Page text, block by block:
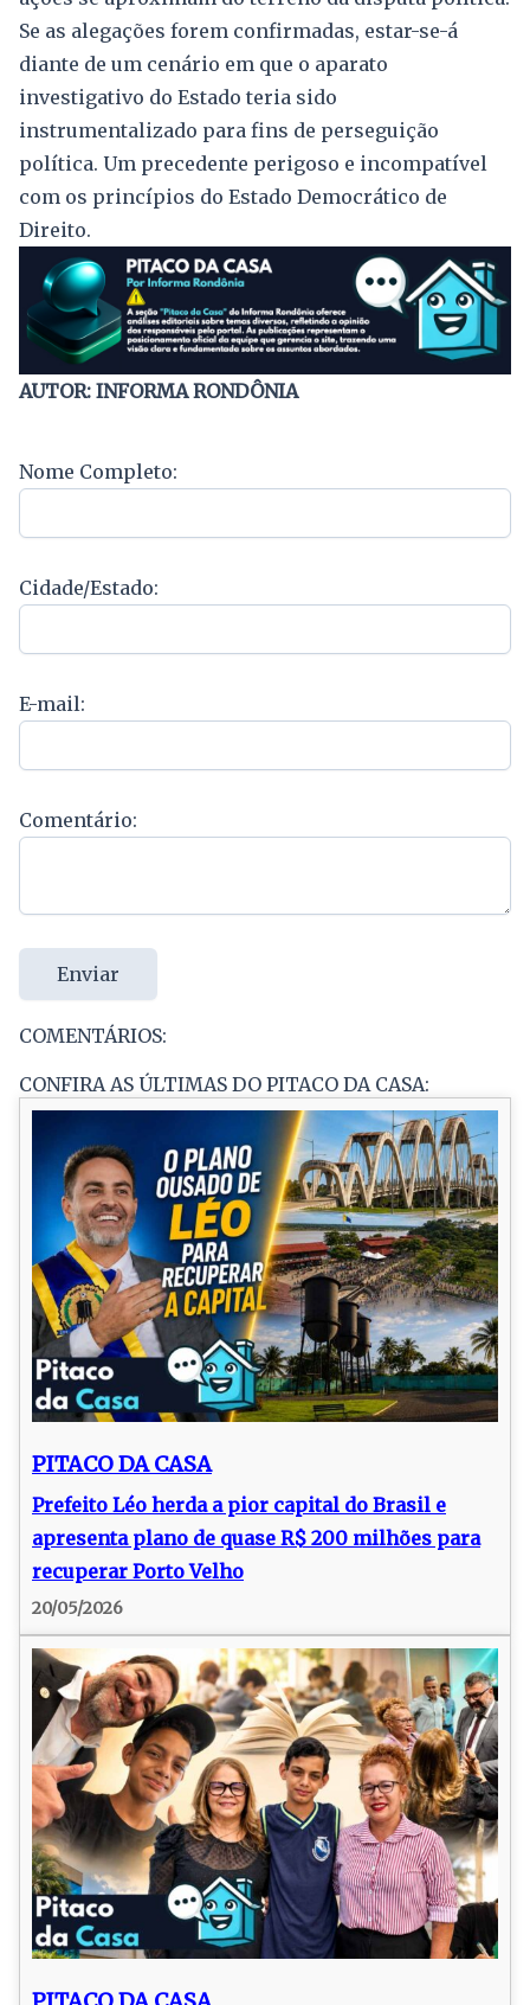
Se as alegações forem confirmadas, estar-se-á
diante de um cenário em que o aparato
investigativo do Estado teria sido
instrumentalizado para fins de perseguição
política. Um precedente perigoso e incompatível
com os princípios do Estado Democrático de
Direito.
AUTOR: INFORMA RONDÔNIA
Nome Completo:
Cidade/Estado:
E-mail:
Comentário:
Enviar
COMENTÁRIOS:
CONFIRA AS ÚLTIMAS DO PITACO DA CASA:
PITACO DA CASA
Prefeito Léo herda a pior capital do Brasil e
apresenta plano de quase R$ 200 milhões para
recuperar Porto Velho
20/05/2026